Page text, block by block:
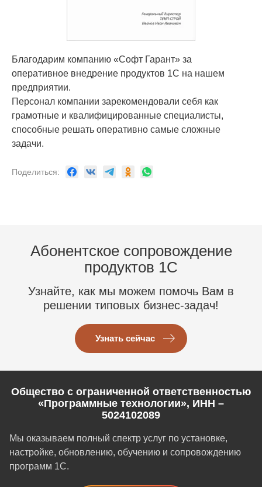
Благодарим компанию «Софт Гарант» за
оперативное внедрение продуктов 1С на нашем
предприятии.
Персонал компании зарекомендовали себя как
грамотные и квалифицированные специалисты,
способные решать оперативно самые сложные
задачи.
Поделиться:
Абонентское сопровождение
продуктов 1C
Узнайте, как мы можем помочь Вам в
решении типовых бизнес-задач!
Узнать сейчас
Общество с ограниченной ответственностью
«Программные технологии», ИНН –
5024102089
Мы оказываем полный спектр услуг по установке,
настройке, обновлению, обучению и сопровождению
программ 1С.